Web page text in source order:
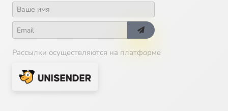
Рассылки осуществляются на платформе